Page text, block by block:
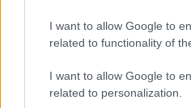
I want to allow Google to
related to functionality of
I want to allow Google to
related to personalization.